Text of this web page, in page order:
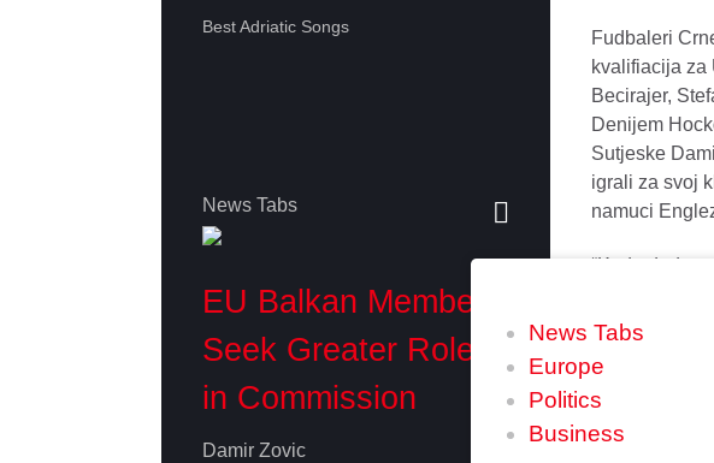
Best Adriatic Songs
News Tabs
Europe
Politics
Business
News Tabs
EU Balkan Members
Seek Greater Role
in Commission
Damir Zovic
Fudbaleri
kvalifiacija za
Becirajer,
Denijem
Sutjeske
igrali za svoj
namuci
“Kada
pod
duze
Mec na
zvanicna